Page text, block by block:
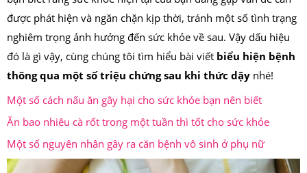
được phát hiện và ngăn chặn kịp thời, tránh một số tình trạng
nghiêm trọng ảnh hưởng đến sức khỏe về sau. Vậy dấu hiệu
đó là gì vậy, cùng chúng tôi tìm hiểu bài viết biểu hiện bệnh
thông qua một số triệu chứng sau khi thức dậy nhé!
Một số cách nấu ăn gây hại cho sức khỏe bạn nên biết
Ăn bao nhiêu cà rốt trong một tuần thì tốt cho sức khỏe
Một số nguyên nhân gây ra căn bệnh vô sinh ở phụ nữ